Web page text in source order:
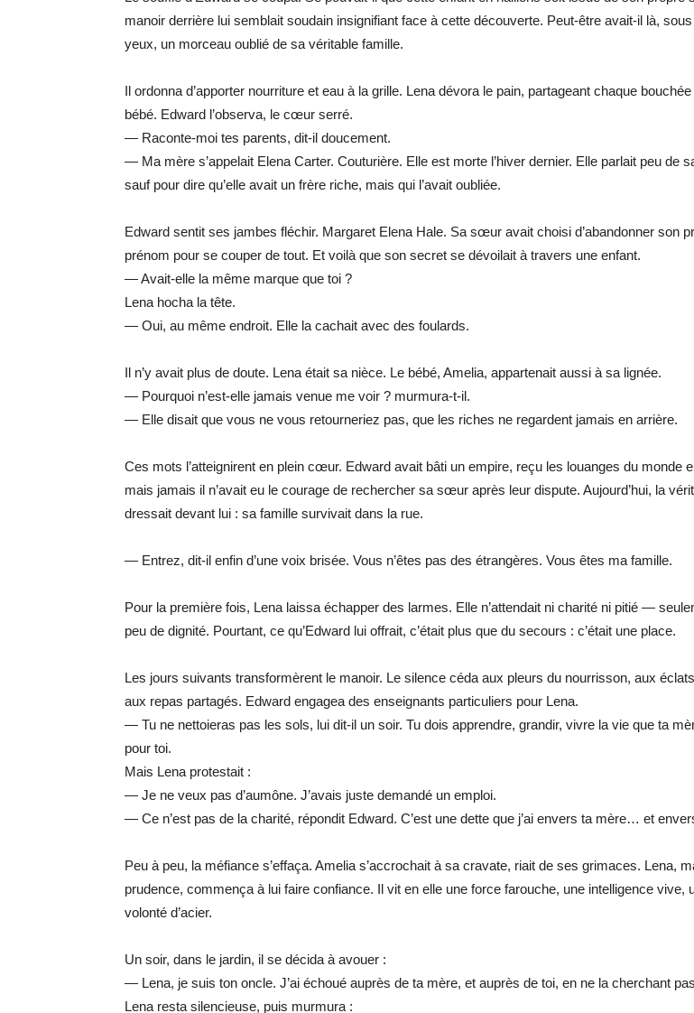
manoir derrière lui semblait soudain insignifiant face à cette découverte. Peut-être avait-il là,
yeux, un morceau oublié de sa véritable famille.
Il ordonna d’apporter nourriture et eau à la grille. Lena dévora le pain, partageant chaque
bébé. Edward l’observa, le cœur serré.
— Raconte-moi tes parents, dit-il doucement.
— Ma mère s’appelait Elena Carter. Couturière. Elle est morte l’hiver dernier. Elle parlait peu de
sauf pour dire qu’elle avait un frère riche, mais qui l’avait oubliée.
Edward sentit ses jambes fléchir. Margaret Elena Hale. Sa sœur avait choisi d’abandonner son
prénom pour se couper de tout. Et voilà que son secret se dévoilait à travers une enfant.
— Avait-elle la même marque que toi ?
Lena hocha la tête.
— Oui, au même endroit. Elle la cachait avec des foulards.
Il n’y avait plus de doute. Lena était sa nièce. Le bébé, Amelia, appartenait aussi à sa lignée.
— Pourquoi n’est-elle jamais venue me voir ? murmura-t-il.
— Elle disait que vous ne vous retourneriez pas, que les riches ne regardent jamais en arrière.
Ces mots l’atteignirent en plein cœur. Edward avait bâti un empire, reçu les louanges du monde
mais jamais il n’avait eu le courage de rechercher sa sœur après leur dispute. Aujourd’hui, la
dressait devant lui : sa famille survivait dans la rue.
— Entrez, dit-il enfin d’une voix brisée. Vous n’êtes pas des étrangères. Vous êtes ma famille.
Pour la première fois, Lena laissa échapper des larmes. Elle n’attendait ni charité ni pitié —
peu de dignité. Pourtant, ce qu’Edward lui offrait, c’était plus que du secours : c’était une place.
Les jours suivants transformèrent le manoir. Le silence céda aux pleurs du nourrisson, aux
aux repas partagés. Edward engagea des enseignants particuliers pour Lena.
— Tu ne nettoieras pas les sols, lui dit-il un soir. Tu dois apprendre, grandir, vivre la vie que ta
pour toi.
Mais Lena protestait :
— Je ne veux pas d’aumône. J’avais juste demandé un emploi.
— Ce n’est pas de la charité, répondit Edward. C’est une dette que j’ai envers ta mère… et
Peu à peu, la méfiance s’effaça. Amelia s’accrochait à sa cravate, riait de ses grimaces. Lena,
prudence, commença à lui faire confiance. Il vit en elle une force farouche, une intelligence vive,
volonté d’acier.
Un soir, dans le jardin, il se décida à avouer :
— Lena, je suis ton oncle. J’ai échoué auprès de ta mère, et auprès de toi, en ne la cherchant
Lena resta silencieuse, puis murmura :